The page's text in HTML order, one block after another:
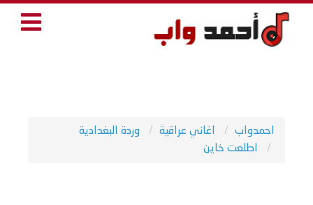
احمدواب اغاني عراقية
وردة البغدادية
اطلعت خاين